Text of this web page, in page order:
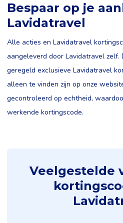
Bespaar op je
Lavidatravel
Alle acties en Lavidatravel
aangeleverd door Lavidatravel
geregeld exclusieve Lavidatravel
alleen te vinden zijn op onze
gecontroleerd op echtheid,
werkende kortingscode.
Veelgestelde